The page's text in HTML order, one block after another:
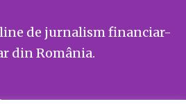
de jurnalism financiar-
din România.